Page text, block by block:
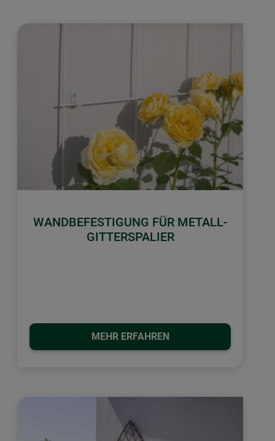
WANDBEFESTIGUNG FÜR METALL-
GITTERSPALIER
MEHR ERFAHREN